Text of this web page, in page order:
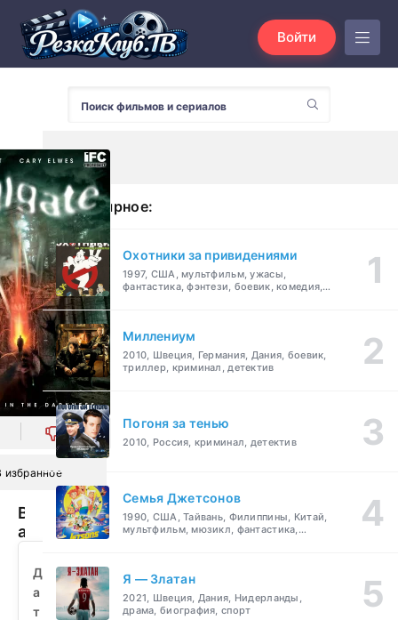
Войти
0
избранное
Врата
ада
смотреть
бесплатно
Д
а
т
Популярное:
Охотники за привидениями
1997, США, мультфильм, ужасы,
фантастика, фэнтези, боевик, комедия,
Миллениум
2010, Швеция, Германия, Дания, боевик,
триллер, криминал, детектив
Погоня за тенью
2010, Россия, криминал, детектив
Семья Джетсонов
1990, США, Тайвань, Филиппины, Китай,
мультфильм, мюзикл, фантастика,
Я — Златан
2021, Швеция, Дания, Нидерланды,
драма, биография, спорт